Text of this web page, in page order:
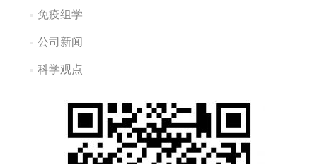
免疫组学
公司新闻
科学观点